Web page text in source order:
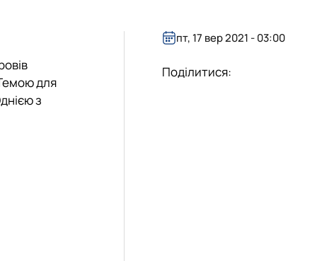
для
з
пт, 17 вер 2021 - 03:00
Поділитися: